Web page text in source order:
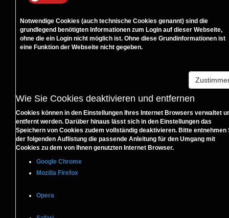
Notwendige Cookies (auch technische Cookies genannt) sind die
grundlegend benötigten Informationen zum Login auf dieser Webseite,
ohne die ein Login nicht möglich ist. Ohne diese Grundinformationen ist
eine Funktion der Webseite nicht gegeben.
Wie Sie Cookies deaktivieren und entfernen
Cookies können in den Einstellungen Ihres Internet Browsers verwaltet
entfernt werden. Darüber hinaus lässt sich in den Einstellungen das
Speichern von Cookies zudem vollständig deaktivieren. Bitte entnehmen
der folgenden Auflistung die passende Anleitung für den Umgang mit
Cookies zu dem von Ihnen genutzten Internet Browser.
Google Chrome
Mozilla Firefox
Opera